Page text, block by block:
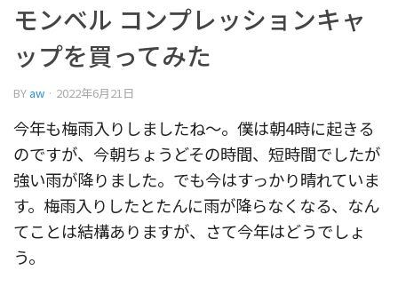
モンベル コンプレッションキャ
ップを買ってみた
BY aw · 2022年6月21日
今年も梅雨入りしましたね〜。僕は朝4時に起きる
のですが、今朝ちょうどその時間、短時間でしたが
強い雨が降りました。でも今はすっかり晴れていま
す。梅雨入りしたとたんに雨が降らなくなる、なん
てことは結構ありますが、さて今年はどうでしょ
う。